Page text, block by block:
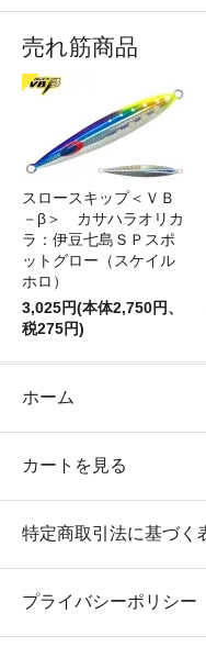
売れ筋商品
スロースキップ＜ＶＢ
－β＞ カサハラオリカ
ラ：伊豆七島ＳＰスポ
ットグロー（スケイル
ホロ）
3,025円(本体2,750円、
税275円)
ホーム
カートを見る
特定商取引法に基づく
プライバシーポリシー